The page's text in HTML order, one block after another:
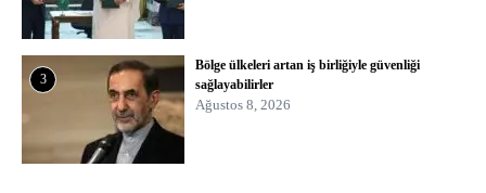
3
Bölge ülkeleri artan iş birliğiyle güvenliği
sağlayabilirler
Ağustos 8, 2026